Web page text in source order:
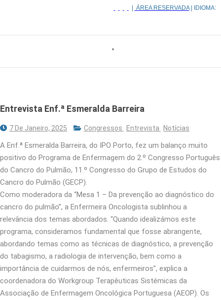
ÁREA RESERVADA| IDIOMA:
Entrevista Enf.ª Esmeralda Barreira
7 De Janeiro, 2025 Congressos Entrevista Notícias
A Enf.ª Esmeralda Barreira, do IPO Porto, fez um balanço muito
positivo do Programa de Enfermagem do 2.º Congresso Português
do Cancro do Pulmão, 11.º Congresso do Grupo de Estudos do
Cancro do Pulmão (GECP).
Como moderadora da “Mesa 1 – Da prevenção ao diagnóstico do
cancro do pulmão”, a Enfermeira Oncologista sublinhou a
relevância dos temas abordados. “Quando idealizámos este
programa, consideramos fundamental que fosse abrangente,
abordando temas como as técnicas de diagnóstico, a prevenção
do tabagismo, a radiologia de intervenção, bem como a
importância de cuidarmos de nós, enfermeiros”, explica a
coordenadora do Workgroup Terapêuticas Sistémicas da
Associação de Enfermagem Oncológica Portuguesa (AEOP). Os